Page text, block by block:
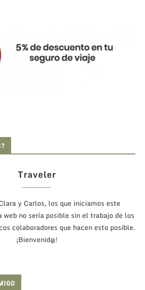
Traveler
y Carlos, los que iniciamos este
web no sería posible sin el trabajo de los
colaboradores que hacen esto posible.
¡Bienvenid@!